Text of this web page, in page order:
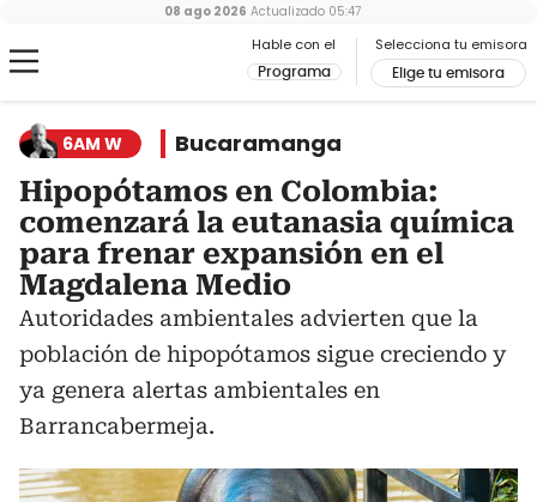
Hable con el
Programa
Selecciona tu emisora
Elige tu emisora
08 ago 2026 Actualizado 05:47
6AM W Bucaramanga
Hipopótamos en Colombia:
comenzará la eutanasia química
para frenar expansión en el
Magdalena Medio
Autoridades ambientales advierten que la
población de hipopótamos sigue creciendo y
ya genera alertas ambientales en
Barrancabermeja.